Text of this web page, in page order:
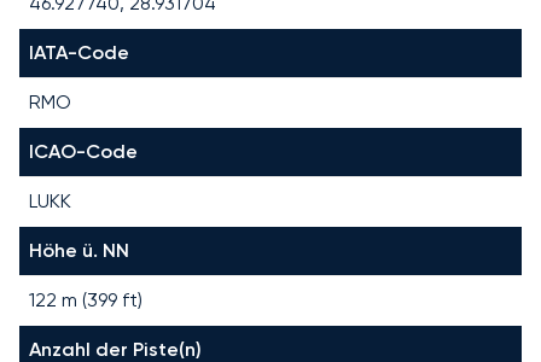
IATA-Code
RMO
ICAO-Code
LUKK
Höhe ü. NN
122 m (399 ft)
Anzahl der Piste(n)